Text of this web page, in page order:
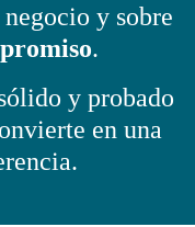
y sobre
.
y probado
en una